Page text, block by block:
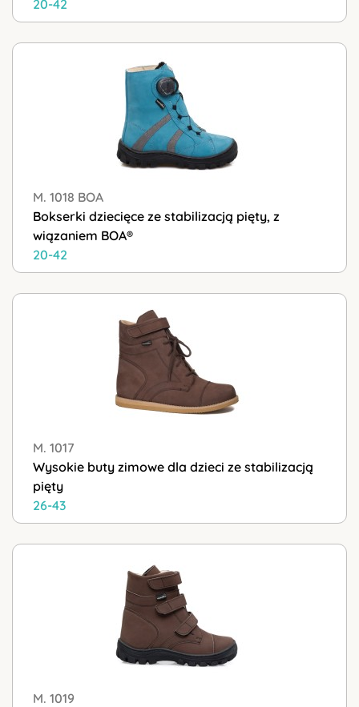
20-42
M. 1018 BOA
Bokserki dziecięce ze stabilizacją pięty, z
wiązaniem BOA®
20-42
M. 1017
Wysokie buty zimowe dla dzieci ze stabilizacją
pięty
26-43
M. 1019